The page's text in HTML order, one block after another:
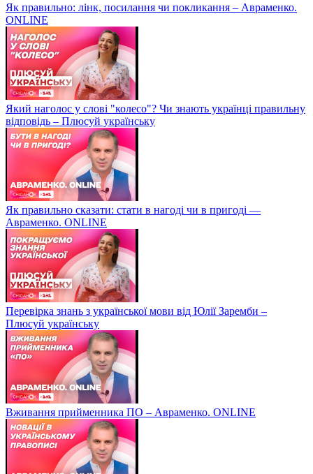
Як правильно: лінк, посилання чи покликання – Авраменко.
ONLINE
Який наголос у слові "колесо"? Чи знають українці правильну
відповідь – Плюсуй українську
Як правильно сказати: стати в нагоді чи в пригоді —
Авраменко. ONLINE
Перевірка знань з української мови від Юлії Заремби –
Плюсуй українську
Вживання прийменника ПО – Авраменко. ONLINE